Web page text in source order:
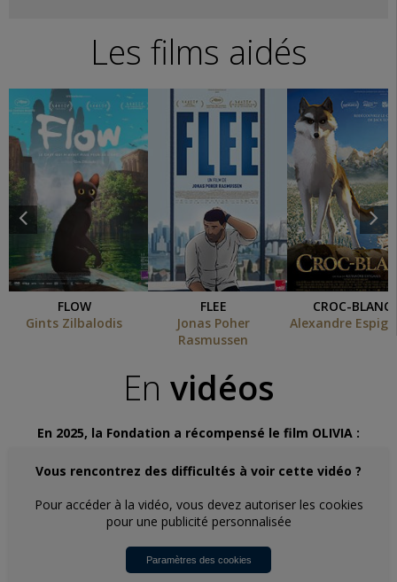
Les films aidés
FLOW
Gints Zilbalodis
FLEE
Jonas Poher
Rasmussen
CROC-BLANC
Alexandre
En vidéos
En 2025, la Fondation a récompensé le film OLIVIA :
Vous rencontrez des difficultés à voir cette vidéo ?
Pour accéder à la vidéo, vous devez autoriser les cookies
pour une publicité personnalisée
Paramètres des cookies